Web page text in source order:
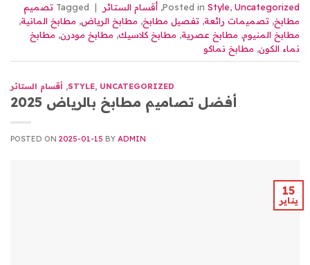
Posted in Style, Uncategorized
, أقسام الستائر |
Tagged تصميم
مطابخ, تصميمات رائعة, تفصيل مطابخ, مطابخ الرياض, مطابخ المانية,
مطابخ المنيوم, مطابخ عصرية, مطابخ كلاسيك, مطابخ مودرن, مطابخ
نماء الكون, مطابخ نماكو
STYLE UNCATEGORIZED أقسام الستائر
أفضل تصاميم مطابخ بالرياض 2025
POSTED ON 2025-01-15 BY ADMIN
15
يناير